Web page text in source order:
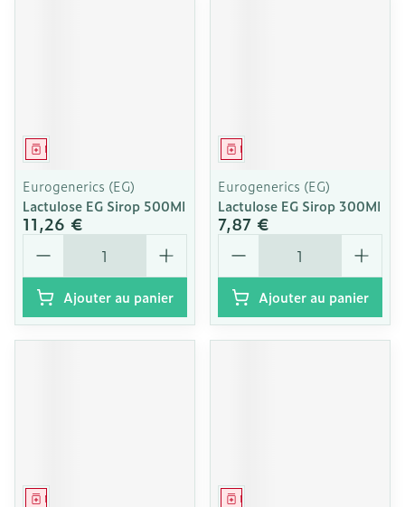
Médicament
Eurogenerics (EG)
Lactulose EG Sirop 500Ml
11,26 €
Quantité
Ajouter au panier
Médicament
Eurogenerics (EG)
Lactulose EG Sirop 300Ml
7,87 €
Quantité
Ajouter au panier
Médicament Médicament